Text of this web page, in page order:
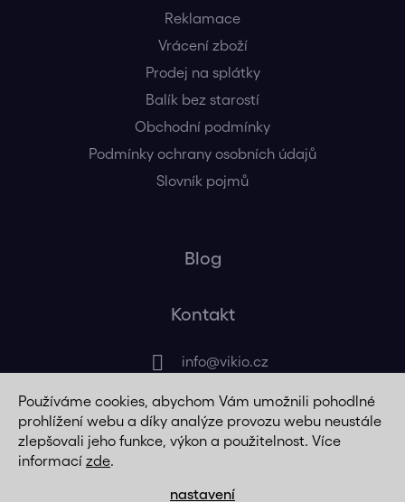
Používáme cookies, abychom Vám umožnili pohodlné
prohlížení webu a díky analýze provozu webu neustále
zlepšovali jeho funkce, výkon a použitelnost. Více
informací zde.
nastavení
Reklamace
Vrácení zboží
Prodej na splátky
Balík bez starostí
Obchodní podmínky
Podmínky ochrany osobních údajů
Slovník pojmů
Blog
Kontakt
info@vikio.cz
+420 725 320 508